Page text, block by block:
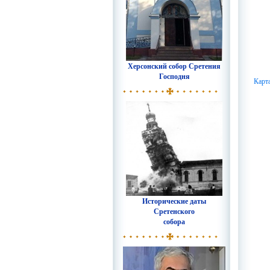
Херсонский собор Сретения
Господня
Исторические даты
Сретенского
собора